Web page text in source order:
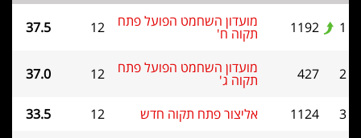
1
1192 מועדון השחמט הפועל פתח
תקוה ח' 12
37.5
2
427 מועדון השחמט הפועל פתח
תקוה ג' 12
37.0
3
1124 אליצור פתח תקוה חדש 12
33.5